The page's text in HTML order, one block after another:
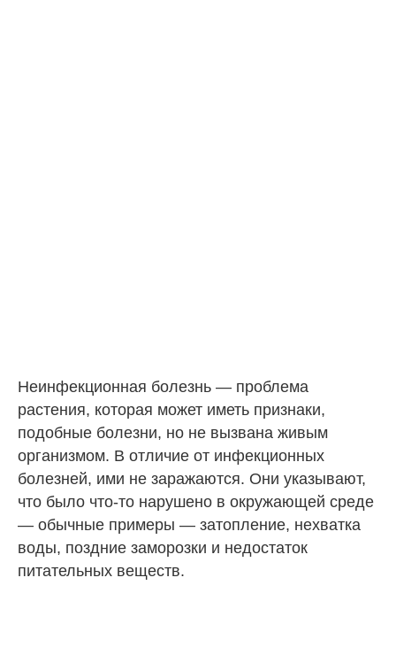
Неинфекционная болезнь — проблема
растения, которая может иметь признаки,
подобные болезни, но не вызвана живым
организмом. В отличие от инфекционных
болезней, ими не заражаются. Они указывают,
что было что-то нарушено в окружающей среде
— обычные примеры — затопление, нехватка
воды, поздние заморозки и недостаток
питательных веществ.